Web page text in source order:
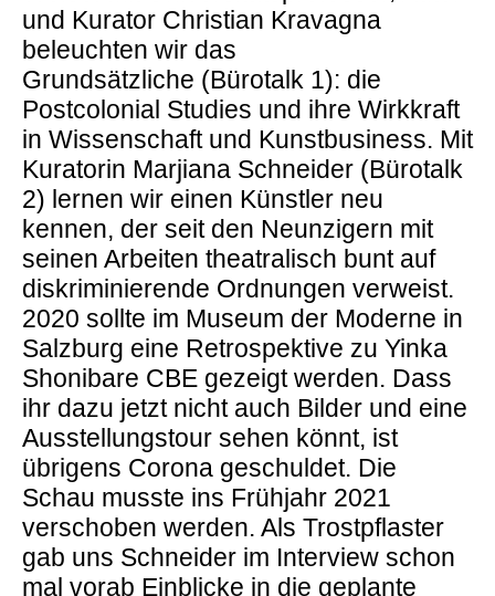
und Kurator Christian Kravagna
beleuchten wir das
Grundsätzliche (Bürotalk 1): die
Postcolonial Studies und ihre Wirkkraft
in Wissenschaft und Kunstbusiness. Mit
Kuratorin Marjiana Schneider (Bürotalk
2) lernen wir einen Künstler neu
kennen, der seit den Neunzigern mit
seinen Arbeiten theatralisch bunt auf
diskriminierende Ordnungen verweist.
2020 sollte im Museum der Moderne in
Salzburg eine Retrospektive zu Yinka
Shonibare CBE gezeigt werden. Dass
ihr dazu jetzt nicht auch Bilder und eine
Ausstellungstour sehen könnt, ist
übrigens Corona geschuldet. Die
Schau musste ins Frühjahr 2021
verschoben werden. Als Trostpflaster
gab uns Schneider im Interview schon
mal vorab Einblicke in die geplante